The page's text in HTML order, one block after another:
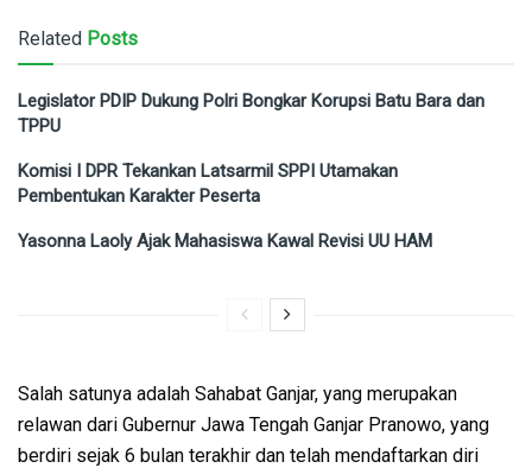
Related Posts
Legislator PDIP Dukung Polri Bongkar Korupsi Batu Bara dan
TPPU
Komisi I DPR Tekankan Latsarmil SPPI Utamakan
Pembentukan Karakter Peserta
Yasonna Laoly Ajak Mahasiswa Kawal Revisi UU HAM
Salah satunya adalah Sahabat Ganjar, yang merupakan
relawan dari Gubernur Jawa Tengah Ganjar Pranowo, yang
berdiri sejak 6 bulan terakhir dan telah mendaftarkan diri